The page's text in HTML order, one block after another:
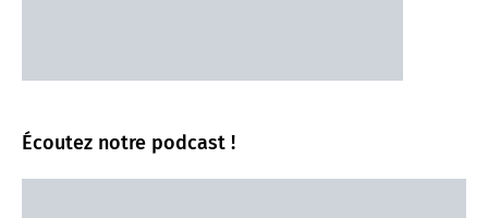
Écoutez notre podcast !